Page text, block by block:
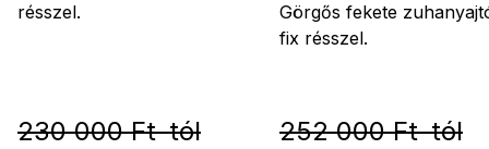
résszel.
230 000 Ft-tól
Görgős fekete
fix résszel.
252 000 Ft-tól